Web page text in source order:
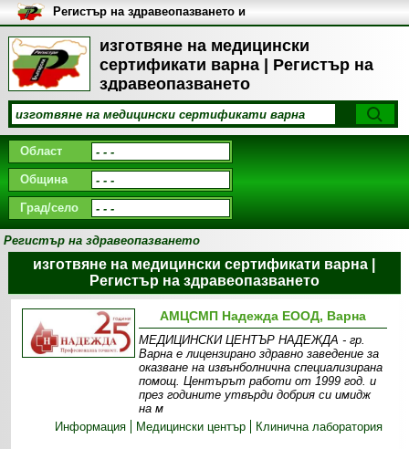
изготвяне на медицински
сертификати варна | Регистър на
здравеопазването
Регистър на здравеопазването и
медицинските заведения в
България
Област
Община
Град/село
Регистър на здравеопазването
изготвяне на медицински сертификати варна |
Регистър на здравеопазването
АМЦСМП Надежда ЕООД, Варна
МEДИЦИНСКИ ЦЕНТЪР НАДЕЖДА - гр.
Варна е лицензирано здравно заведение за
оказване на извънболнична специализирана
помощ. Центърът работи от 1999 год. и
през годините утвърди добрия си имидж
на м
Информация
Медицински център Клинична лаборатория